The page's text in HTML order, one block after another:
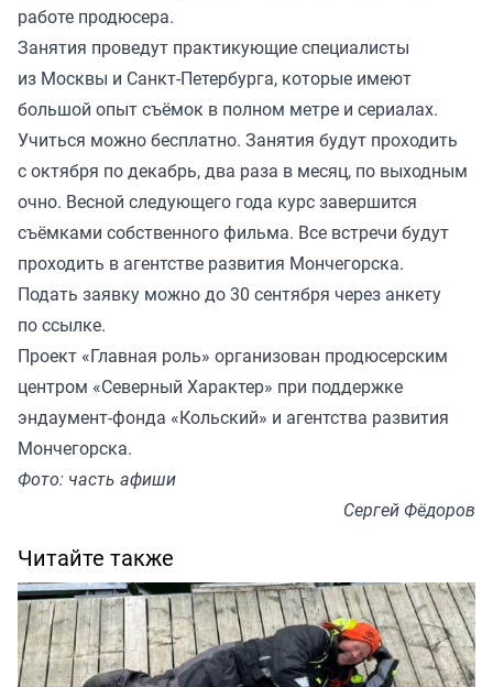
работе продюсера.
Занятия проведут практикующие специалисты
из Москвы и Санкт-Петербурга, которые имеют
большой опыт съёмок в полном метре и сериалах.
Учиться можно бесплатно. Занятия будут проходить
с октября по декабрь, два раза в месяц, по выходным
очно. Весной следующего года курс завершится
съёмками собственного фильма. Все встречи будут
проходить в агентстве развития Мончегорска.
Подать заявку можно до 30 сентября через анкету
по ссылке.
Проект «Главная роль» организован продюсерским
центром «Северный Характер» при поддержке
эндаумент-фонда «Кольский» и агентства развития
Мончегорска.
Фото: часть афиши
Сергей Фёдоров
Читайте также